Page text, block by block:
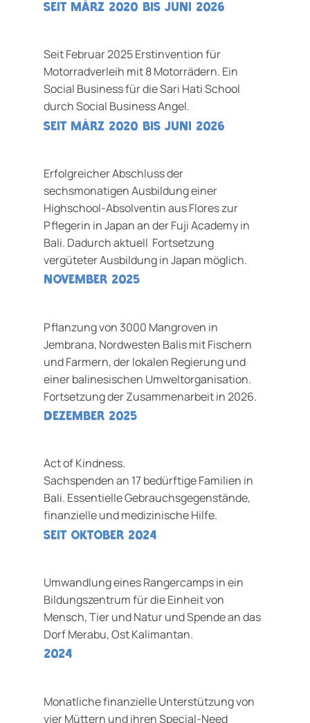
seit März 2020 Bis JUNI 2026
Seit Februar 2025 Erstinvention für
Motorradverleih mit 8 Motorrädern. Ein
Social Business für die Sari Hati School
durch Social Business Angel.
Seit März 2020 Bis Juni 2026
Erfolgreicher Abschluss der
sechsmonatigen Ausbildung einer
Highschool-Absolventin aus Flores zur
Pflegerin in Japan an der Fuji Academy in
Bali. Dadurch aktuell Fortsetzung
vergüteter Ausbildung in Japan möglich.
November 2025
Pflanzung von 3000 Mangroven in
Jembrana, Nordwesten Balis mit Fischern
und Farmern, der lokalen Regierung und
einer balinesischen Umweltorganisation.
Fortsetzung der Zusammenarbeit in 2026.
Dezember 2025
Act of Kindness.
Sachspenden an 17 bedürftige Familien in
Bali. Essentielle Gebrauchsgegenstände,
finanzielle und medizinische Hilfe.
seit Oktober 2024
Umwandlung eines Rangercamps in ein
Bildungszentrum für die Einheit von
Mensch, Tier und Natur und Spende an das
Dorf Merabu, Ost Kalimantan.
2024
Monatliche finanzielle Unterstützung von
vier Müttern und ihren Special-Need